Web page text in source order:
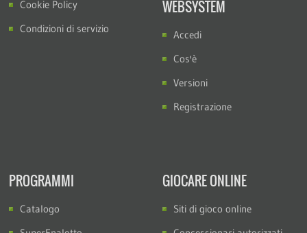
Cookie Policy
Condizioni di servizio
WEBSYSTEM
Accedi
Cos'è
Versioni
Registrazione
PROGRAMMI
Catalogo
GIOCARE ONLINE
Siti di gioco online